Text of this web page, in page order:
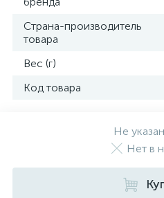
Страна-производитель
товара
Вес (г)
Код товара
Не
Нет в